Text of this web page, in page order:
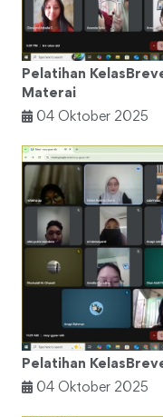
Pelatihan
Materai
04 Oktober 2025
Pelatihan
04 Oktober 2025